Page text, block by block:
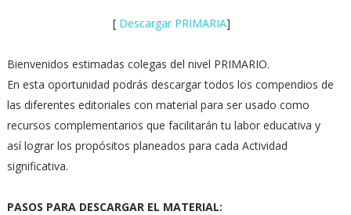
[ Descargar PRIMARIA]
Bienvenidos estimadas colegas del nivel PRIMARIO.
En esta oportunidad podrás descargar todos los compendios de
las diferentes editoriales con material para ser usado como
recursos complementarios que facilitarán tu labor educativa y
así lograr los propósitos planeados para cada Actividad
significativa.
PASOS PARA DESCARGAR EL MATERIAL: